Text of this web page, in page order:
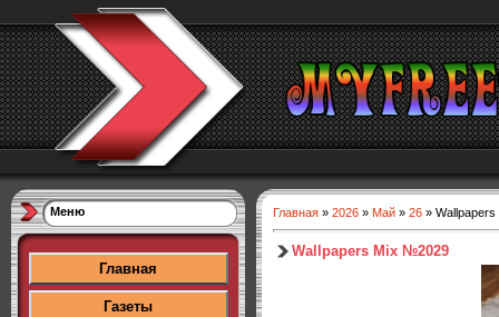
Меню
Главная
Газеты
Главная » 2026 » Май » 26 »
Wallpapers Mix №2029